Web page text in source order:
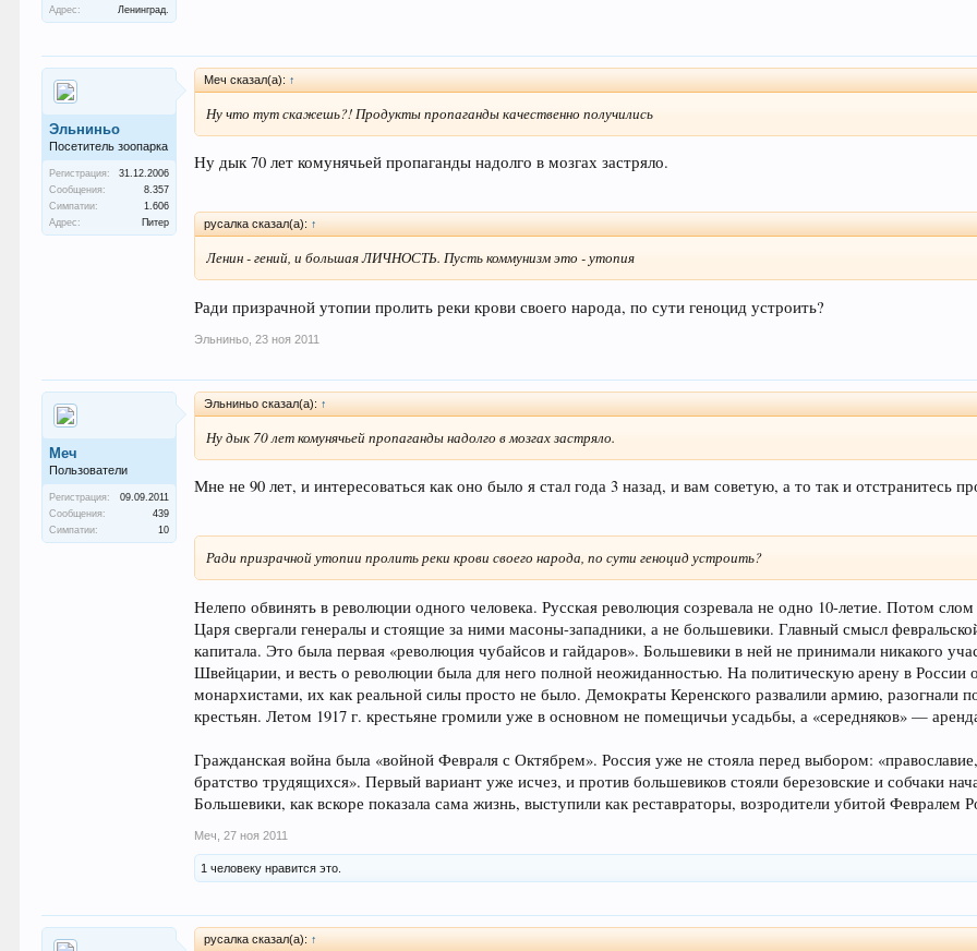
Адрес:
Ленинград.
Эльниньо
Посетитель зоопарка
Регистрация:
31.12.2006
Сообщения:
8.357
Симпатии:
1.606
Адрес:
Питер
Меч сказал(а): ↑
Ну что тут скажешь?! Продукты пропаганды качественно получились
Ну дык 70 лет комунячьей пропаганды надолго в мозгах застряло.
русалка сказал(а): ↑
Ленин - гений, и большая ЛИЧНОСТЬ. Пусть коммунизм это - утопия
Ради призрачной утопии пролить реки крови своего народа, по сути геноцид устроить?
Эльниньо 23 ноя 2011
Меч
Пользователи
Регистрация:
09.09.2011
Сообщения:
439
Симпатии:
10
Эльниньо сказал(а): ↑
Ну дык 70 лет комунячьей пропаганды надолго в мозгах застряло.
Мне не 90 лет, и интересоваться как оно было я стал года 3 назад, и вам советую, а то так и отстранитесь
Ради призрачной утопии пролить реки крови своего народа, по сути геноцид устроить?
Нелепо обвинять в революции одного человека. Русская революция созревала не одно 10-летие. Потом
Царя свергали генералы и стоящие за ними масоны-западники, а не большевики. Главный смысл
капитала. Это была первая «революция чубайсов и гайдаров». Большевики в ней не принимали никакого
Швейцарии, и весть о революции была для него полной неожиданностью. На политическую арену в России
монархистами, их как реальной силы просто не было. Демократы Керенского развалили армию, разогнали
крестьян. Летом 1917 г. крестьяне громили уже в основном не помещичьи усадьбы, а «середняков» —
Гражданская война была «войной Февраля с Октябрем». Россия уже не стояла перед выбором:
братство трудящихся». Первый вариант уже исчез, и против большевиков стояли березовские и собчаки
Большевики, как вскоре показала сама жизнь, выступили как реставраторы, возродители убитой
Меч 27 ноя 2011
1 человеку нравится это.
русалка сказал(а): ↑